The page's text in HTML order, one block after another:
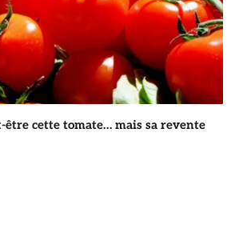
être cette tomate… mais sa revente